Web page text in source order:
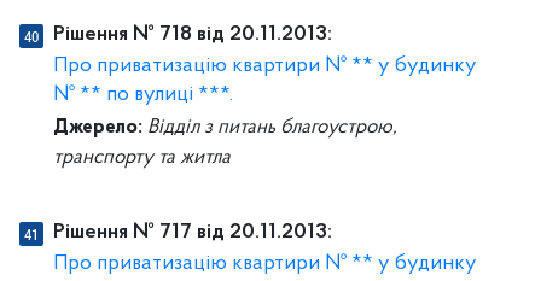
Рішення № 718 від 20.11.2013:
Про приватизацію квартири № ** у будинку
№ ** по вулиці ***.
Джерело: Відділ з питань благоустрою,
транспорту та житла
Рішення № 717 від 20.11.2013:
Про приватизацію квартири № ** у будинку